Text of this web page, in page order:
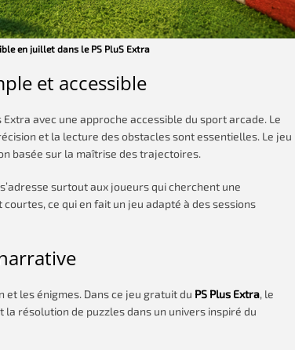
en juillet dans le PS PluS Extra
et accessible
Extra avec une approche accessible du sport arcade. Le
et la lecture des obstacles sont essentielles. Le jeu
basée sur la maîtrise des trajectoires.
surtout aux joueurs qui cherchent une
ce qui en fait un jeu adapté à des sessions
et les énigmes. Dans ce jeu gratuit du PS Plus Extra, le
résolution de puzzles dans un univers inspiré du